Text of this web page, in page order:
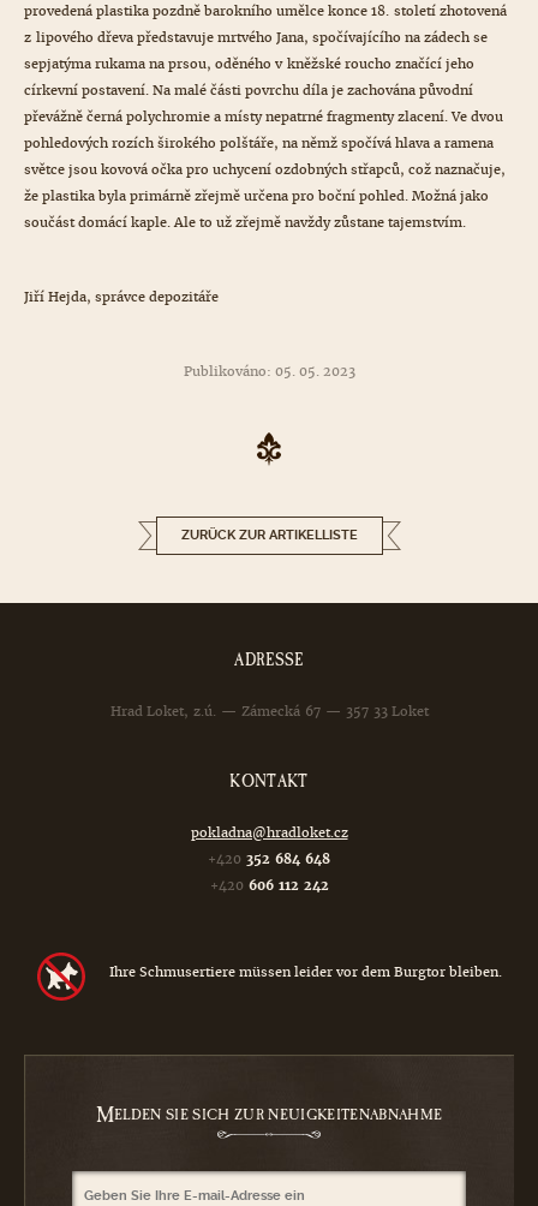
provedená plastika pozdně barokního umělce konce 18. století zhotovená
z lipového dřeva představuje mrtvého Jana, spočívajícího na zádech se
sepjatýma rukama na prsou, oděného v kněžské roucho značící jeho
církevní postavení. Na malé části povrchu díla je zachována původní
převážně černá polychromie a místy nepatrné fragmenty zlacení. Ve dvou
pohledových rozích širokého polštáře, na němž spočívá hlava a ramena
světce jsou kovová očka pro uchycení ozdobných střapců, což naznačuje,
že plastika byla primárně zřejmě určena pro boční pohled. Možná jako
součást domácí kaple. Ale to už zřejmě navždy zůstane tajemstvím.
Jiří Hejda, správce depozitáře
Publikováno: 05. 05. 2023
ZURÜCK ZUR ARTIKELLISTE
ADRESSE
Hrad Loket, z.ú. — Zámecká 67 — 357 33 Loket
KONTAKT
pokladna@hradloket.cz
+420 352 684 648
+420 606 112 242
Ihre Schmusertiere müssen leider vor dem Burgtor bleiben.
MELDEN SIE SICH ZUR NEUIGKEITENABNAHME